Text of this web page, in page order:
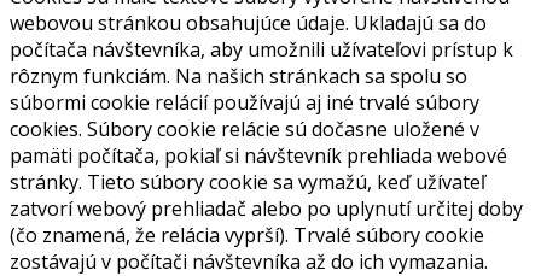
webovou stránkou obsahujúce údaje. Ukladajú sa do
počítača návštevníka, aby umožnili užívateľovi prístup k
rôznym funkciám. Na našich stránkach sa spolu so
súbormi cookie relácií používajú aj iné trvalé súbory
cookies. Súbory cookie relácie sú dočasne uložené v
pamäti počítača, pokiaľ si návštevník prehliada webové
stránky. Tieto súbory cookie sa vymažú, keď užívateľ
zatvorí webový prehliadač alebo po uplynutí určitej doby
(čo znamená, že relácia vyprší). Trvalé súbory cookie
zostávajú v počítači návštevníka až do ich vymazania.